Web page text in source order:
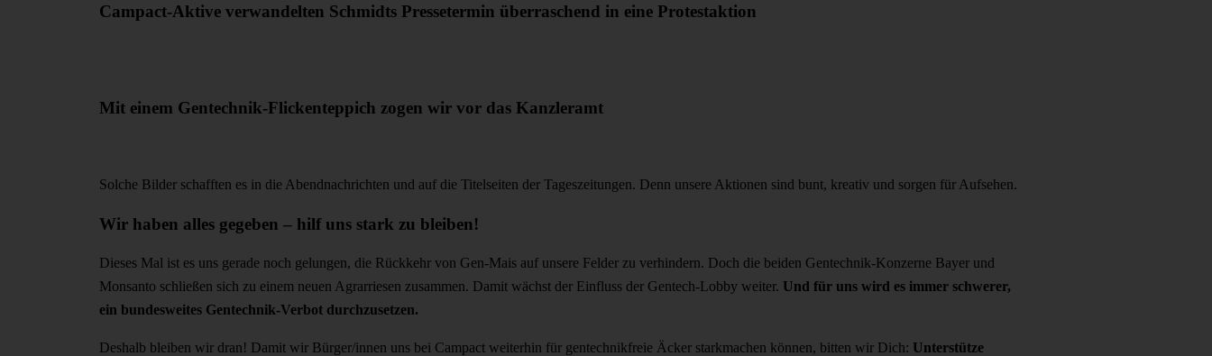
Campact-Aktive verwandelten Schmidts Pressetermin überraschend in eine Protestaktion
Mit einem Gentechnik-Flickenteppich zogen wir vor das Kanzleramt
Solche Bilder schafften es in die Abendnachrichten und auf die Titelseiten der Tageszeitungen. Denn unsere Aktionen sind bunt, kreativ und sorgen für Aufsehen.
Wir haben alles gegeben – hilf uns stark zu bleiben!
Dieses Mal ist es uns gerade noch gelungen, die Rückkehr von Gen-Mais auf unsere Felder zu verhindern. Doch die beiden Gentechnik-Konzerne Bayer und
Monsanto schließen sich zu einem neuen Agrarriesen zusammen. Damit wächst der Einfluss der Gentech-Lobby weiter. Und für uns wird es immer schwerer,
ein bundesweites Gentechnik-Verbot durchzusetzen.
Deshalb bleiben wir dran! Damit wir Bürger/innen uns bei Campact weiterhin für gentechnikfreie Äcker starkmachen können, bitten wir Dich: Unterstütze